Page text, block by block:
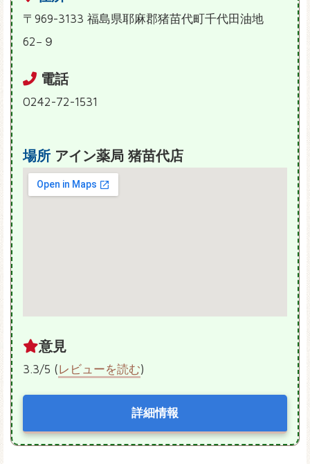
〒969-3133 福島県耶麻郡猪苗代町千代田油地
62−９
電話
0242-72-1531
場所 アイン薬局 猪苗代店
意見
3.3/5 (レビューを読む)
詳細情報